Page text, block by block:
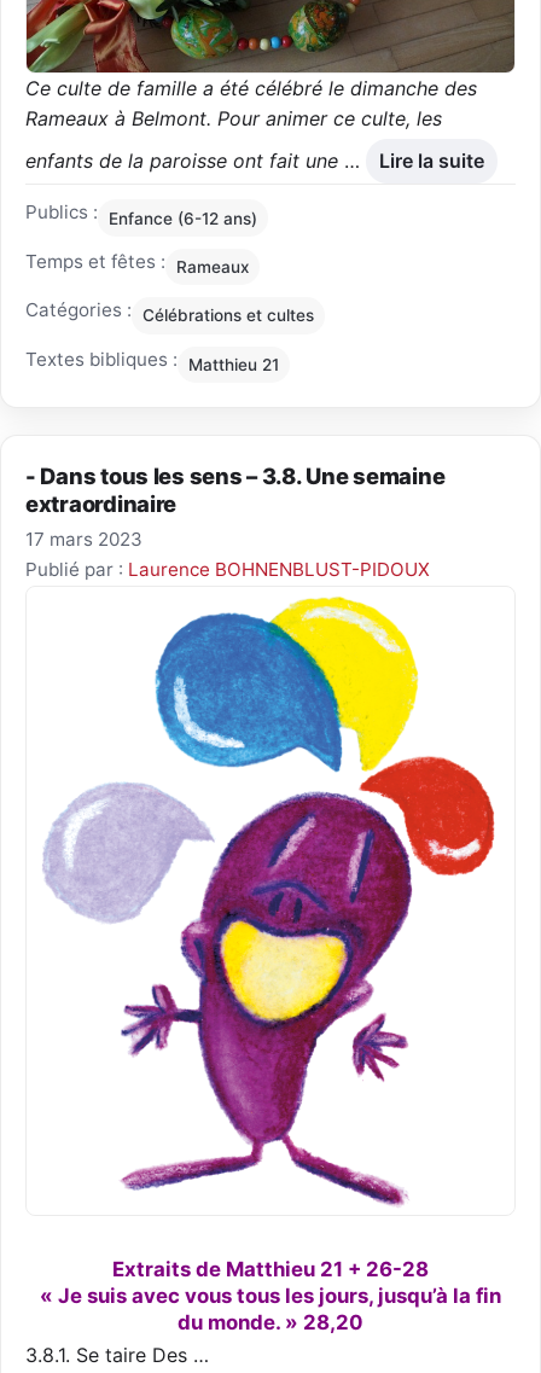
Ce culte de famille a été célébré le dimanche des
Rameaux à Belmont. Pour animer ce culte, les
enfants de la paroisse ont fait une … Lire la suite
Publics : Enfance (6-12 ans)
Temps et fêtes : Rameaux
Catégories : Célébrations et cultes
Textes bibliques : Matthieu 21
- Dans tous les sens – 3.8. Une semaine
extraordinaire
17 mars 2023
Publié par : Laurence BOHNENBLUST-PIDOUX
Extraits de Matthieu 21 + 26-28
« Je suis avec vous tous les jours, jusqu’à la fin
du monde. » 28,20
3.8.1. Se taire Des …